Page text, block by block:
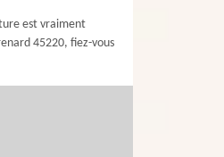
est vraiment
45220, fiez-vous